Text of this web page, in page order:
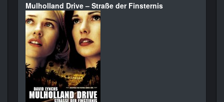
Mulholland Drive – Straße der Finsternis